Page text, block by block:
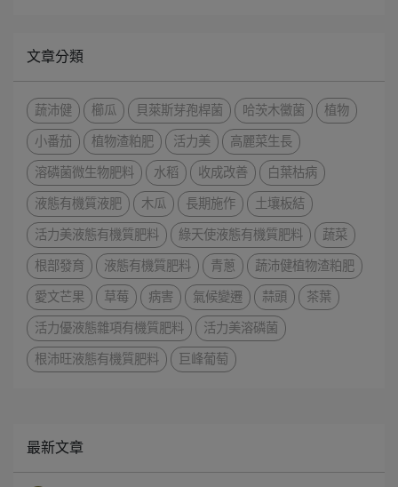
文章分類
蔬沛健 櫛瓜 貝萊斯芽孢桿菌 哈茨木黴菌
植物
小番茄
植物渣粕肥 活力美
高麗菜生長
溶磷菌微生物肥料
水稻 收成改善
白葉枯病
液態有機質液肥
木瓜 長期施作
土壤板結
活力美液態有機質肥料
綠天使液態有機質肥料
蔬菜
根部發育
液態有機質肥料 青蔥
蔬沛健植物渣粕肥
愛文芒果
草莓 病害 氣候變遷 蒜頭
茶葉
活力優液態雜項有機質肥料
活力美溶磷菌
根沛旺液態有機質肥料
巨峰葡萄
最新文章